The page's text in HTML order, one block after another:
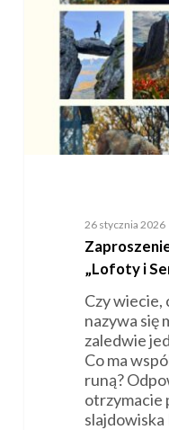
Senja”
26 stycznia 2026
„Lofoty i
Czy wiecie,
nazywa się
zaledwie
Co ma
runą?
otrzymacie